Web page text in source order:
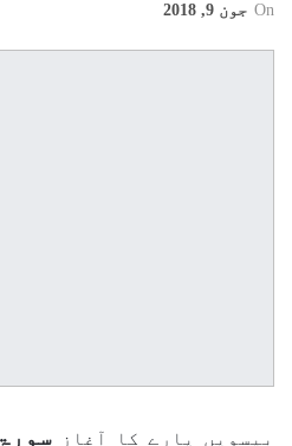
On جون 9, 2018
بیسویں پارے کا آغاز